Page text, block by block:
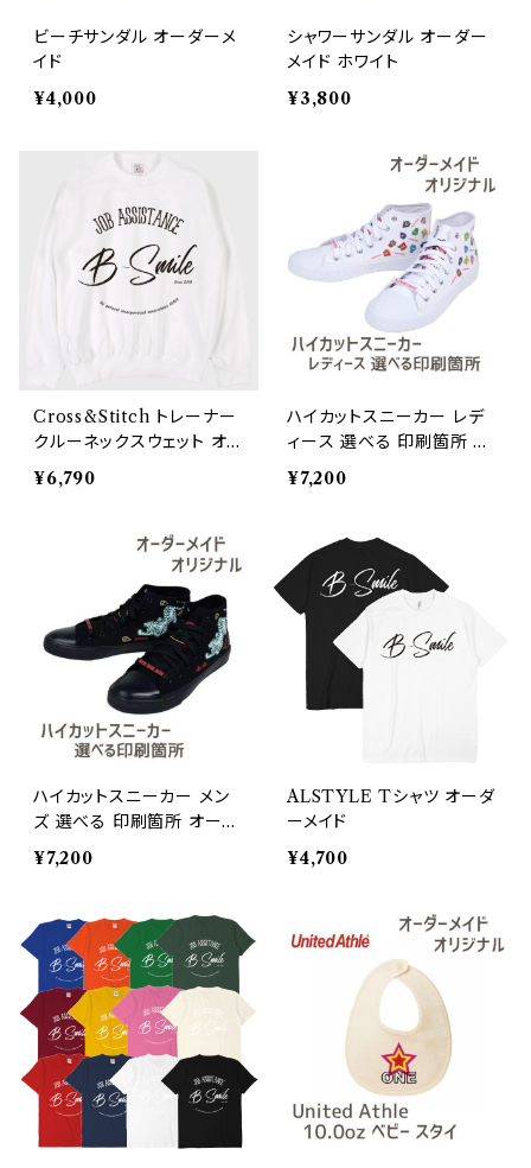
ビーチサンダル オーダーメ
イド
¥4,000
シャワーサンダル オーダー
メイド ホワイト
¥3,800
Cross&Stitch トレーナー
クルーネックスウェット オ
ーダーメイド
¥6,790
ハイカットスニーカー レデ
ィース 選べる 印刷箇所 オ
ーダーメイド オリジナルデ
ザイン 印刷個所→外側のみ
¥7,200
ハイカットスニーカー メン
ズ 選べる 印刷箇所 オーダ
ーメイド オリジナルデザイ
ン 印刷個所→外側のみ
¥7,200
ALSTYLE Tシャツ オーダ
ーメイド
¥4,700